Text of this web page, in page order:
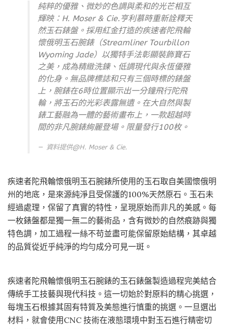
純粹的優雅、微妙的色調與柔和的光芒相互
輝映：H. Moser & Cie.亨利慕時重新詮釋天
然玉石錶盤。採用紅金打造的疾速者陀飛輪
懷俄明玉石腕錶（Streamliner Tourbillon
Wyoming Jade）以獨特手法彰顯裝飾寶石
之美，成為精緻洗鍊、低調現代與永恆優雅
的化身。無品牌標誌和只有三個時標的錶盤
上，腕錶在6時位置顯示出一分鐘飛行陀飛
輪，將玉石的光彩表露無遺。在大自然與製
錶工藝融為一體的藝術畫布上，一款超越時
間的非凡腕錶絢麗登場。限量發行100枚。
資料提供@H. Moser & Cie.
疾速者陀飛輪懷俄明玉石腕錶所使用的玉石取自美國懷俄明
州的地底，是來源純淨且受保護的100%天然原石。玉石未
經過處理，保留了真實的特性，呈現原始而非凡的美感。每
一枚錶盤都是獨一無二的藝術品，含有微妙的自然痕跡與獨
特色調，加工過程一絲不苟並盡可能保留原始結構，其卓越
的品質從近乎純淨的均勻成分可見一斑。
疾速者陀飛輪懷俄明玉石腕錶的玉石錶盤製造過程完美結合
傳統手工技藝與現代科技。這一切始於對原料的精心挑選，
每塊玉石根據其固有特質及美態進行慎重的挑選。一旦選出
材料，就會使用CNC 技術在液態環境中對玉石進行精密切